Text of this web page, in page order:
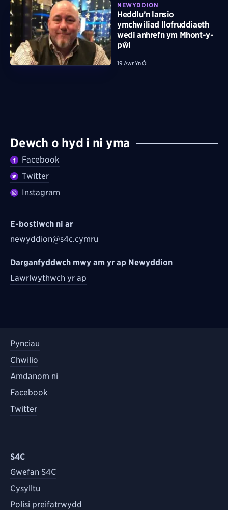
NEWYDDION
Heddlu’n lansio
ymchwiliad llofruddiaeth
wedi anhrefn ym Mhont-y-
pŵl
19 Awr Yn Ôl
Dewch o hyd i ni yma
Facebook
Twitter
Instagram
E-bostiwch ni ar
newyddion@s4c.cymru
Darganfyddwch mwy am yr ap Newyddion
Lawrlwythwch yr ap
Pynciau
Chwilio
Amdanom ni
Facebook
Twitter
S4C
Gwefan S4C
Cysylltu
Polisi preifatrwydd